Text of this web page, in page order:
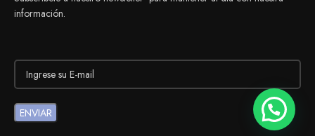
información.